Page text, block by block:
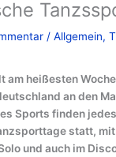
/Allgemein,
am heißesten
an den
Sports finden
statt,
und auch im